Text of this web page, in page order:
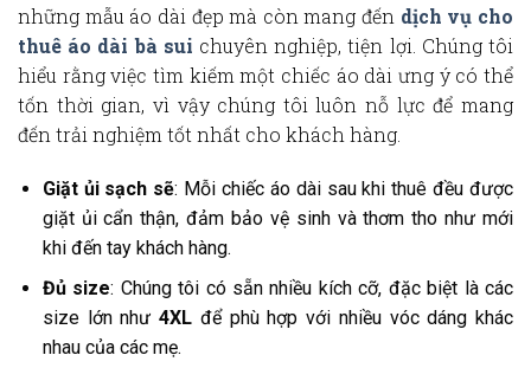
những mẫu áo dài đẹp mà còn mang đến dịch vụ cho
thuê áo dài bà sui chuyên nghiệp, tiện lợi. Chúng tôi
hiểu rằng việc tìm kiếm một chiếc áo dài ưng ý có thể
tốn thời gian, vì vậy chúng tôi luôn nỗ lực để mang
đến trải nghiệm tốt nhất cho khách hàng.
Giặt ủi sạch sẽ: Mỗi chiếc áo dài sau khi thuê đều được
giặt ủi cẩn thận, đảm bảo vệ sinh và thơm tho như mới
khi đến tay khách hàng.
Đủ size: Chúng tôi có sẵn nhiều kích cỡ, đặc biệt là các
size lớn như4XL để phù hợp với nhiều vóc dáng khác
nhau của các mẹ.